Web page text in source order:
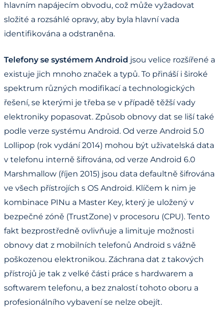
hlavním napájecím obvodu, což může vyžadovat
složité a rozsáhlé opravy, aby byla hlavní vada
identifikována a odstraněna.
Telefony se systémem Android jsou velice rozšířené a
existuje jich mnoho značek a typů. To přináší i široké
spektrum různých modifikací a technologických
řešení, se kterými je třeba se v případě těžší vady
elektroniky popasovat. Způsob obnovy dat se liší také
podle verze systému Android. Od verze Android 5.0
Lollipop (rok vydání 2014) mohou být uživatelská data
v telefonu interně šifrována, od verze Android 6.0
Marshmallow (říjen 2015) jsou data defaultně šifrována
ve všech přístrojích s OS Android. Klíčem k nim je
kombinace PINu a Master Key, který je uložený v
bezpečné zóně (TrustZone) v procesoru (CPU). Tento
fakt bezprostředně ovlivňuje a limituje možnosti
obnovy dat z mobilních telefonů Android s vážně
poškozenou elektronikou. Záchrana dat z takových
přístrojů je tak z velké části práce s hardwarem a
softwarem telefonu, a bez znalostí tohoto oboru a
profesionálního vybavení se nelze obejít.